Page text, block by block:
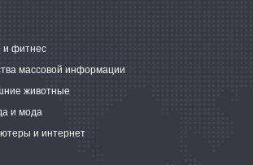
и фитнес
массовой информации
животные
и мода
и интернет